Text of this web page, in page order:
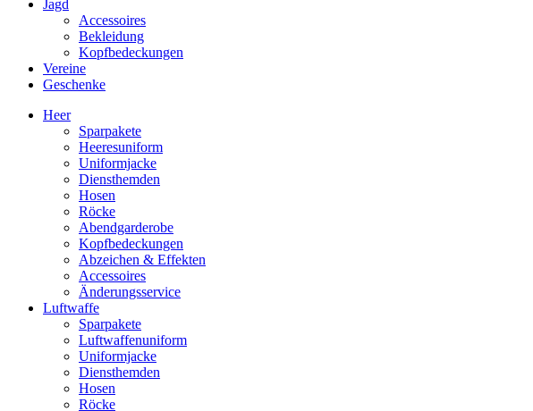
Jagd
Accessoires
Bekleidung
Kopfbedeckungen
Vereine
Geschenke
Heer
Sparpakete
Heeresuniform
Uniformjacke
Diensthemden
Hosen
Röcke
Abendgarderobe
Kopfbedeckungen
Abzeichen & Effekten
Accessoires
Änderungsservice
Luftwaffe
Sparpakete
Luftwaffenuniform
Uniformjacke
Diensthemden
Hosen
Röcke